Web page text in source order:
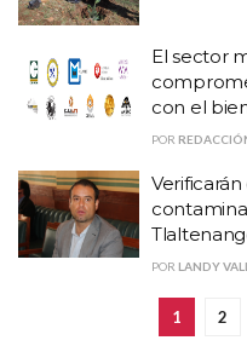
El sector
con el
POR
POR LANDY
1 2